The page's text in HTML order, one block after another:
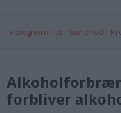
Beregnere.net Sundhed
forbliver